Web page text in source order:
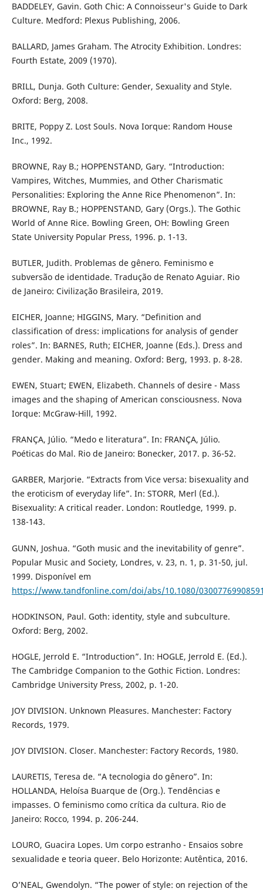
BADDELEY, Gavin. Goth Chic: A Connoisseur's Guide to Dark
Culture. Medford: Plexus Publishing, 2006.
BALLARD, James Graham. The Atrocity Exhibition. Londres:
Fourth Estate, 2009 (1970).
BRILL, Dunja. Goth Culture: Gender, Sexuality and Style.
Oxford: Berg, 2008.
BRITE, Poppy Z. Lost Souls. Nova Iorque: Random House
Inc., 1992.
BROWNE, Ray B.; HOPPENSTAND, Gary. “Introduction:
Vampires, Witches, Mummies, and Other Charismatic
Personalities: Exploring the Anne Rice Phenomenon”. In:
BROWNE, Ray B.; HOPPENSTAND, Gary (Orgs.). The Gothic
World of Anne Rice. Bowling Green, OH: Bowling Green
State University Popular Press, 1996. p. 1-13.
BUTLER, Judith. Problemas de gênero. Feminismo e
subversão de identidade. Tradução de Renato Aguiar. Rio
de Janeiro: Civilização Brasileira, 2019.
EICHER, Joanne; HIGGINS, Mary. “Definition and
classification of dress: implications for analysis of gender
roles”. In: BARNES, Ruth; EICHER, Joanne (Eds.). Dress and
gender. Making and meaning. Oxford: Berg, 1993. p. 8-28.
EWEN, Stuart; EWEN, Elizabeth. Channels of desire - Mass
images and the shaping of American consciousness. Nova
Iorque: McGraw-Hill, 1992.
FRANÇA, Júlio. “Medo e literatura”. In: FRANÇA, Júlio.
Poéticas do Mal. Rio de Janeiro: Bonecker, 2017. p. 36-52.
GARBER, Marjorie. “Extracts from Vice versa: bisexuality and
the eroticism of everyday life”. In: STORR, Merl (Ed.).
Bisexuality: A critical reader. London: Routledge, 1999. p.
138-143.
GUNN, Joshua. “Goth music and the inevitability of genre”.
Popular Music and Society, Londres, v. 23, n. 1, p. 31-50, jul.
1999. Disponível em
https://www.tandfonline.com/doi/abs/10.1080/
HODKINSON, Paul. Goth: identity, style and subculture.
Oxford: Berg, 2002.
HOGLE, Jerrold E. “Introduction”. In: HOGLE, Jerrold E. (Ed.).
The Cambridge Companion to the Gothic Fiction. Londres:
Cambridge University Press, 2002, p. 1-20.
JOY DIVISION. Unknown Pleasures. Manchester: Factory
Records, 1979.
JOY DIVISION. Closer. Manchester: Factory Records, 1980.
LAURETIS, Teresa de. “A tecnologia do gênero”. In:
HOLLANDA, Heloísa Buarque de (Org.). Tendências e
impasses. O feminismo como crítica da cultura. Rio de
Janeiro: Rocco, 1994. p. 206-244.
LOURO, Guacira Lopes. Um corpo estranho - Ensaios sobre
sexualidade e teoria queer. Belo Horizonte: Autêntica, 2016.
O’NEAL, Gwendolyn. “The power of style: on rejection of the